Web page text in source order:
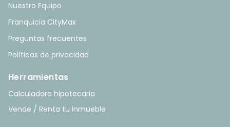
Nuestro Equipo
Franquicia CityMax
Preguntas frecuentes
Políticas de privacidad
Herramientas
Calculadora hipotecaria
Vende / Renta tu inmueble